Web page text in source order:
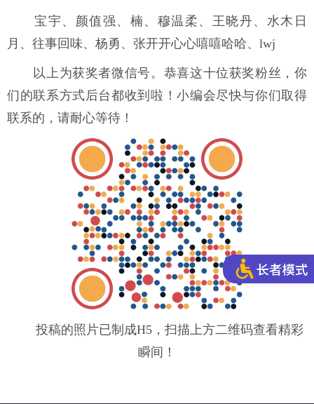
宝宇、颜值强、楠、穆温柔、王晓丹、水木日
月、往事回味、杨勇、张开开心心嘻嘻哈哈、lwj
以上为获奖者微信号。恭喜这十位获奖粉丝，你
们的联系方式后台都收到啦！小编会尽快与你们取得
联系的，请耐心等待！
投稿的照片已制成H5，扫描上方二维码查看精彩
瞬间！